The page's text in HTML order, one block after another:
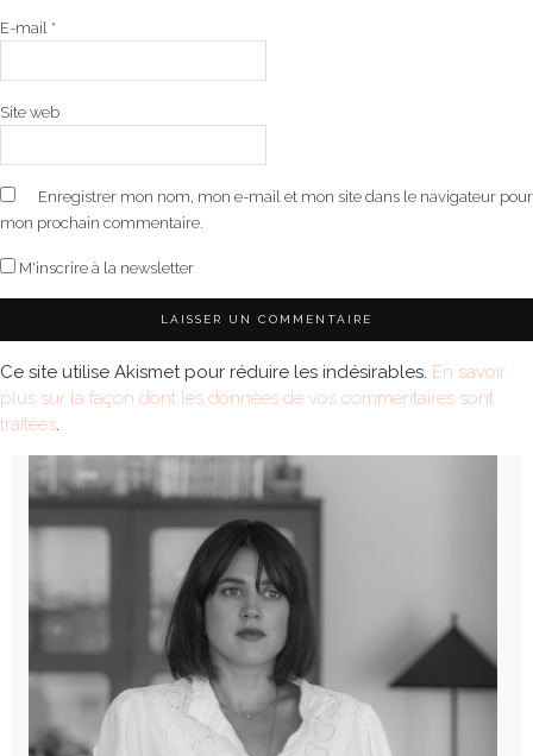
E-mail *
Site web
Enregistrer mon nom, mon e-mail et mon site dans le navigateur pour
mon prochain commentaire.
M'inscrire à la newsletter
Ce site utilise Akismet pour réduire les indésirables. En savoir
plus sur la façon dont les données de vos commentaires sont
traitées.